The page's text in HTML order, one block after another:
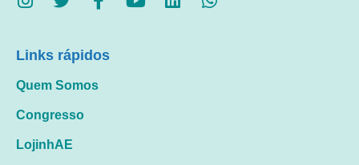
Links rápidos
Quem Somos
Congresso
LojinhAE